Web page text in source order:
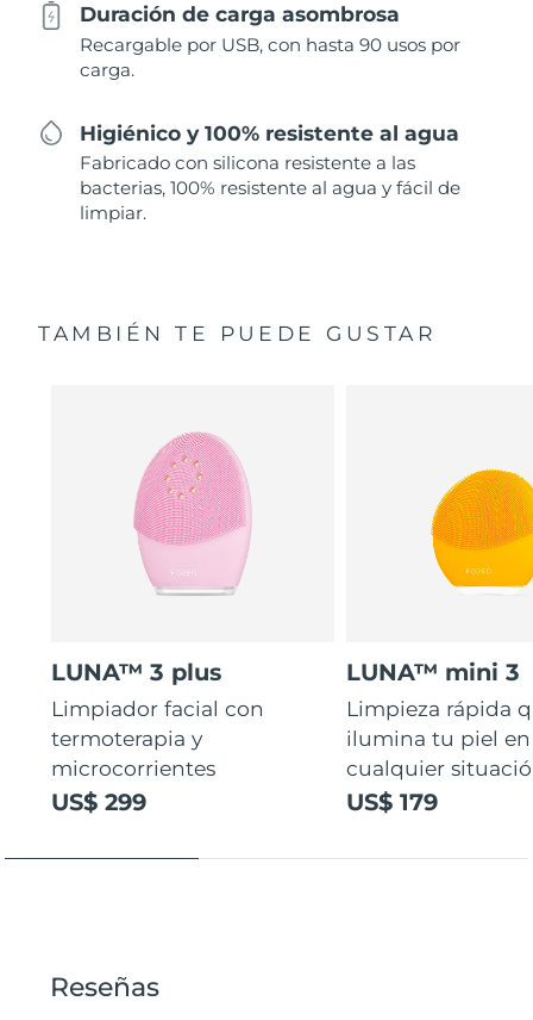
Duración de carga asombrosa
Recargable por USB, con hasta 90 usos por
carga.
Higiénico y 100% resistente al agua
Fabricado con silicona resistente a las
bacterias, 100% resistente al agua y fácil de
limpiar.
TAMBIÉN TE PUEDE GUSTAR
LUNA™ 3 plus
Limpiador facial con
termoterapia y
microcorrientes
US$ 299
LUNA™ mini 3
Limpieza rápida
ilumina tu piel en
cualquier
US$ 179